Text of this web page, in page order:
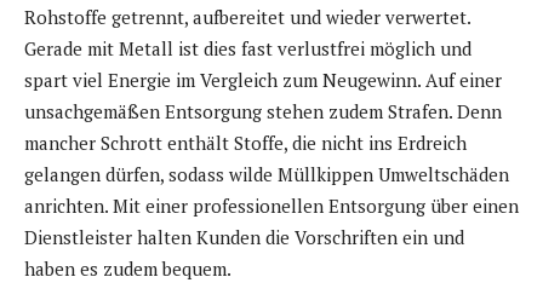
Rohstoffe getrennt, aufbereitet und wieder verwertet.
Gerade mit Metall ist dies fast verlustfrei möglich und
spart viel Energie im Vergleich zum Neugewinn. Auf einer
unsachgemäßen Entsorgung stehen zudem Strafen. Denn
mancher Schrott enthält Stoffe, die nicht ins Erdreich
gelangen dürfen, sodass wilde Müllkippen Umweltschäden
anrichten. Mit einer professionellen Entsorgung über einen
Dienstleister halten Kunden die Vorschriften ein und
haben es zudem bequem.